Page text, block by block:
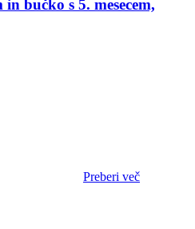
bučko s 5. mesecem,
Preberi več